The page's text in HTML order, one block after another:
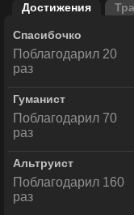
Достижения
Спасибочко
Поблагодарил 20
раз
Гуманист
Поблагодарил 70
раз
Альтруист
Поблагодарил 160
раз